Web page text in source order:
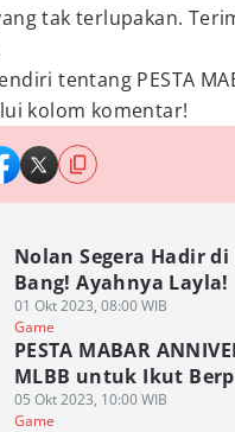
tak terlupakan.
tentang PESTA
kolom komentar!
Nolan Segera Hadir
Bang! Ayahnya Layla!
01 Okt 2023, 08:00 WIB
Game
PESTA MABAR
MLBB untuk Ikut
05 Okt 2023, 10:00 WIB
Game